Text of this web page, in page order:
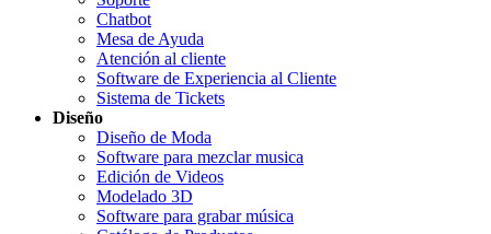
Chatbot
Mesa de Ayuda
Atención al cliente
Software de Experiencia al Cliente
Sistema de Tickets
Diseño
Diseño de Moda
Software para mezclar musica
Edición de Videos
Modelado 3D
Software para grabar música